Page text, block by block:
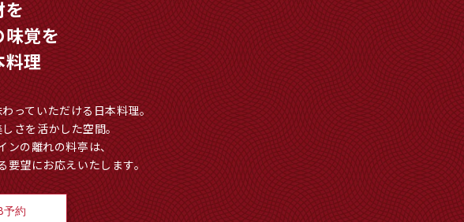
を
味覚を
料理
っていただける日本料理。
さを活かした空間。
ンの離れの料亭は、
要望にお応えいたします。
予約